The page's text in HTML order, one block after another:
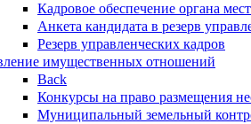
Кадровое обеспечение органа
Анкета кандидата в резерв
Резерв управленческих кадров
имущественных отношений
Back
Конкурсы на право размещения
Муниципальный земельный